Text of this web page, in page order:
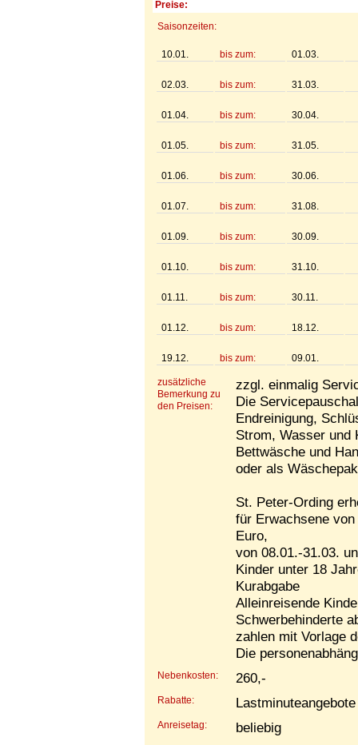
Preise:
Saisonzeiten:
10.01. bis zum: 01.03.
02.03. bis zum: 31.03.
01.04. bis zum: 30.04.
01.05. bis zum: 31.05.
01.06. bis zum: 30.06.
01.07. bis zum: 31.08.
01.09. bis zum: 30.09.
01.10. bis zum: 31.10.
01.11. bis zum: 30.11.
01.12. bis zum: 18.12.
19.12. bis zum: 09.01.
zusätzliche
Bemerkung zu
den Preisen:
zzgl. einmalig
Die
Endreinigung,
Strom, Wasser und
Bettwäsche und
oder als
St. Peter-Ording
für Erwachsene
Euro,
von 08.01.-31.03.
Kinder unter 18
Kurabgabe
Alleinreisende
Schwerbehinderte
zahlen mit Vorlage
Die
Nebenkosten: 260,-
Rabatte: Lastminuteangebote
Anreisetag: beliebig